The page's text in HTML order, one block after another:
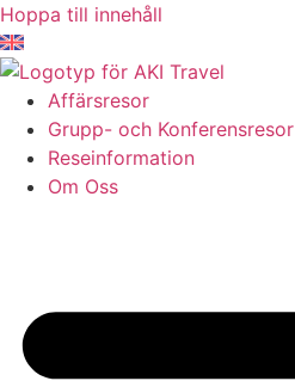
Hoppa till innehåll
Affärsresor
Grupp- och Konferensresor
Reseinformation
Om Oss